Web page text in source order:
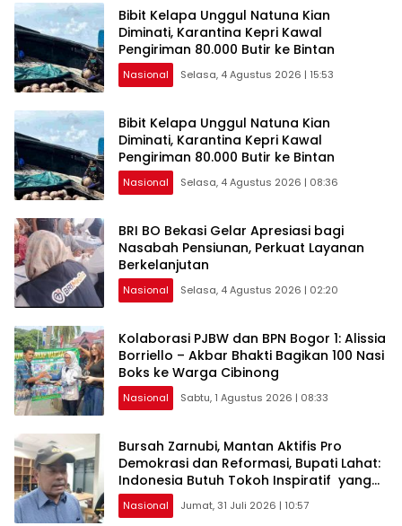
sama Memberikan Kontribusi bagi
Pembangunan Nasional.
Bibit Kelapa Unggul Natuna Kian
Diminati, Karantina Kepri Kawal
Pengiriman 80.000 Butir ke Bintan
Nasional Selasa, 4 Agustus 2026 | 15:53
Bibit Kelapa Unggul Natuna Kian
Diminati, Karantina Kepri Kawal
Pengiriman 80.000 Butir ke Bintan
Nasional Selasa, 4 Agustus 2026 | 08:36
BRI BO Bekasi Gelar Apresiasi bagi
Nasabah Pensiunan, Perkuat Layanan
Berkelanjutan
Nasional Selasa, 4 Agustus 2026 | 02:20
Kolaborasi PJBW dan BPN Bogor 1: Alissia
Borriello – Akbar Bhakti Bagikan 100 Nasi
Boks ke Warga Cibinong
Nasional Sabtu, 1 Agustus 2026 | 08:33
Bursah Zarnubi, Mantan Aktifis Pro
Demokrasi dan Reformasi, Bupati Lahat:
Indonesia Butuh Tokoh Inspiratif yang
Konsisten Memperjuangkan Demokrasi,
Keadilan, dan Nilai-nilai Kemanusiaan
Nasional Jumat, 31 Juli 2026 | 10:57